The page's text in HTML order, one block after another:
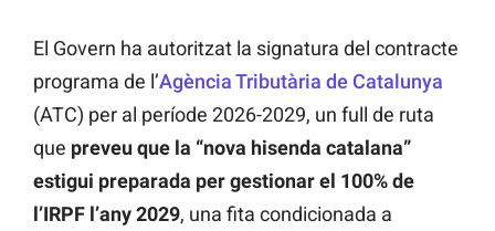
El Govern ha autoritzat la signatura del contracte
programa de l’Agència Tributària de Catalunya
(ATC) per al període 2026-2029, un full de ruta
que preveu que la “nova hisenda catalana”
estigui preparada per gestionar el 100% de
l’IRPF l’any 2029, una fita condicionada a